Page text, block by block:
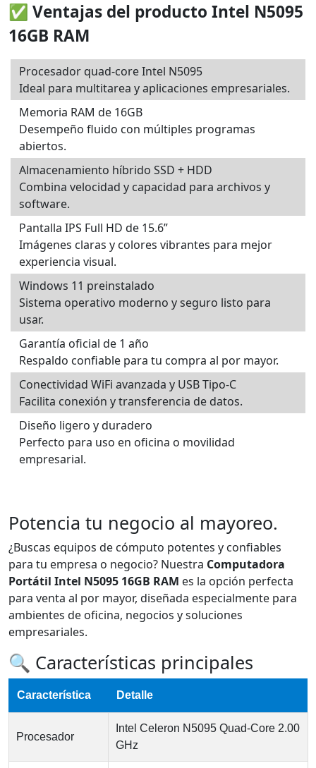
✅ Ventajas del producto Intel N5095
16GB RAM
Procesador quad-core Intel N5095
Ideal para multitarea y aplicaciones empresariales.
Memoria RAM de 16GB
Desempeño fluido con múltiples programas
abiertos.
Almacenamiento híbrido SSD + HDD
Combina velocidad y capacidad para archivos y
software.
Pantalla IPS Full HD de 15.6”
Imágenes claras y colores vibrantes para mejor
experiencia visual.
Windows 11 preinstalado
Sistema operativo moderno y seguro listo para
usar.
Garantía oficial de 1 año
Respaldo confiable para tu compra al por mayor.
Conectividad WiFi avanzada y USB Tipo-C
Facilita conexión y transferencia de datos.
Diseño ligero y duradero
Perfecto para uso en oficina o movilidad
empresarial.
Potencia tu negocio al mayoreo.
¿Buscas equipos de cómputo potentes y confiables
para tu empresa o negocio? Nuestra Computadora
Portátil Intel N5095 16GB RAM es la opción perfecta
para venta al por mayor, diseñada especialmente para
ambientes de oficina, negocios y soluciones
empresariales.
🔍 Características principales
Característica Detalle
Procesador
Intel Celeron N5095 Quad-Core 2.00
GHz